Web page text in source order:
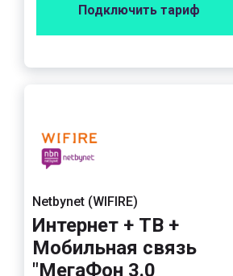
Подключить тариф
Netbynet (WIFIRE)
Интернет + ТВ +
Мобильная связь
"МегаФон 3.0